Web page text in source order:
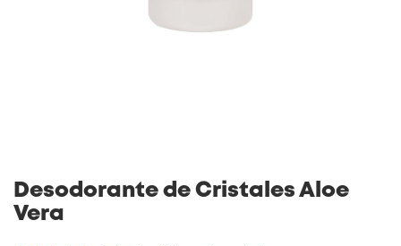
imágenes
Desodorante de Cristales Aloe
Vera